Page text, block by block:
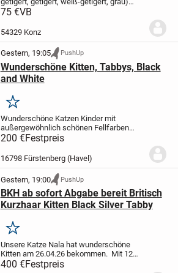
abzugeben.
Gesundheit durch Tierklinik kontrolliert
75 €VB
54329 Konz
Gestern, 19:05 PushUp
Wunderschöne Kitten, Tabbys, Black
and White
Merken
Wunderschöne Katzen Kinder mit
außergewöhnlich schönen Fellfarben
suchen ab sofort ihr neues zu Hause. Da
sie im Haushalt sozialisiert wurden, sind
sie allesamt stubenrein, neugierig und
200 €Festpreis
16798 Fürstenberg (Havel)
Gestern, 19:00 PushUp
BKH ab sofort Abgabe bereit Britisch
Kurzhaar Kitten Black Silver Tabby
Merken
Unsere Katze Nala hat wunderschöne
Kitten am 26.04.26 bekommen. Mit 12
Wochen, ab dem 26.07.26 können die
400 €Festpreis